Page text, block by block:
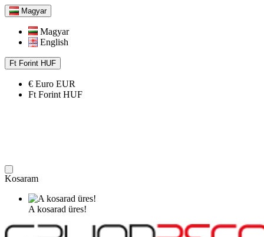
Magyar
Magyar
English
Ft Forint HUF
€ Euro EUR
Ft Forint HUF
Kosaram
A kosarad üres!